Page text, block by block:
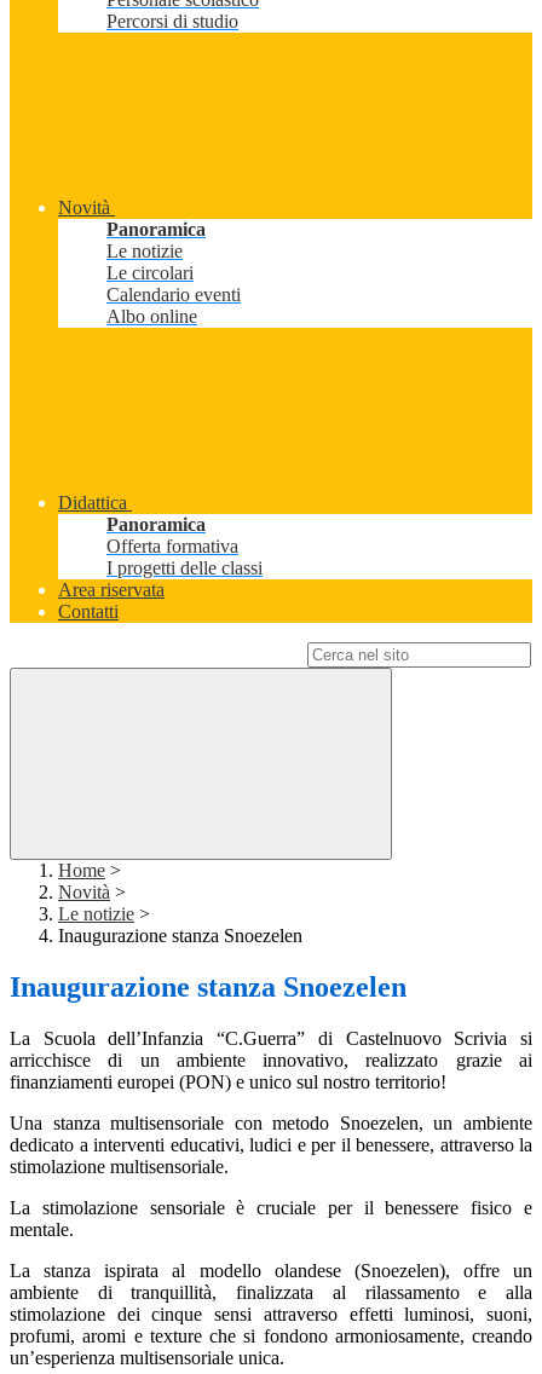
Percorsi di studio
Novità
Panoramica
Le notizie
Le circolari
Calendario eventi
Albo online
Didattica
Panoramica
Offerta formativa
I progetti delle classi
Area riservata
Contatti
Home >
Novità >
Le notizie >
Inaugurazione stanza Snoezelen
Inaugurazione stanza Snoezelen
La Scuola dell’Infanzia “C.Guerra” di Castelnuovo Scrivia si
arricchisce di un ambiente innovativo, realizzato grazie ai
finanziamenti europei (PON) e unico sul nostro territorio!
Una stanza multisensoriale con metodo Snoezelen, un ambiente
dedicato a interventi educativi, ludici e per il benessere, attraverso la
stimolazione multisensoriale.
La stimolazione sensoriale è cruciale per il benessere fisico e
mentale.
La stanza ispirata al modello olandese (Snoezelen), offre un
ambiente di tranquillità, finalizzata al rilassamento e alla
stimolazione dei cinque sensi attraverso effetti luminosi, suoni,
profumi, aromi e texture che si fondono armoniosamente, creando
un’esperienza multisensoriale unica.